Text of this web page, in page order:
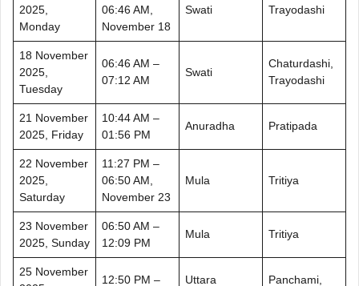
2025,
Monday
06:46 AM,
November 18
Swati Trayodashi
18 November
2025,
Tuesday
06:46 AM –
07:12 AM
Swati
Chaturdashi,
Trayodashi
21 November
2025, Friday
10:44 AM –
01:56 PM
Anuradha Pratipada
22 November
2025,
Saturday
11:27 PM –
06:50 AM,
November 23
Mula Tritiya
23 November
2025, Sunday
06:50 AM –
12:09 PM
Mula Tritiya
25 November
12:50 PM –
Uttara
Panchami,